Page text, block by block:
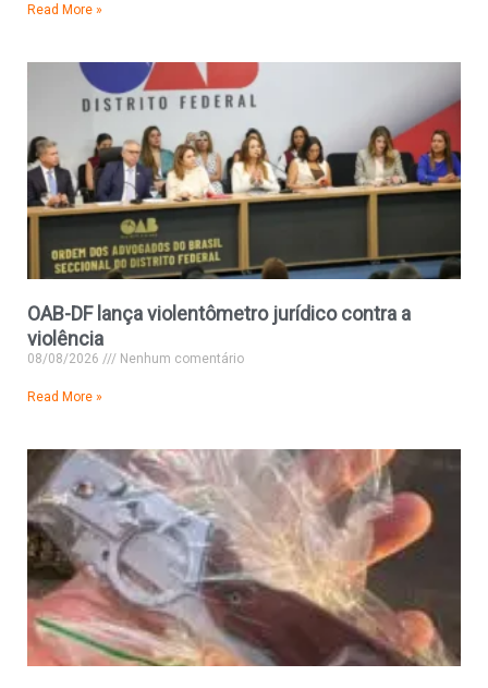
Read More »
OAB-DF lança violentômetro jurídico contra a
violência
08/08/2026 Nenhum comentário
Read More »